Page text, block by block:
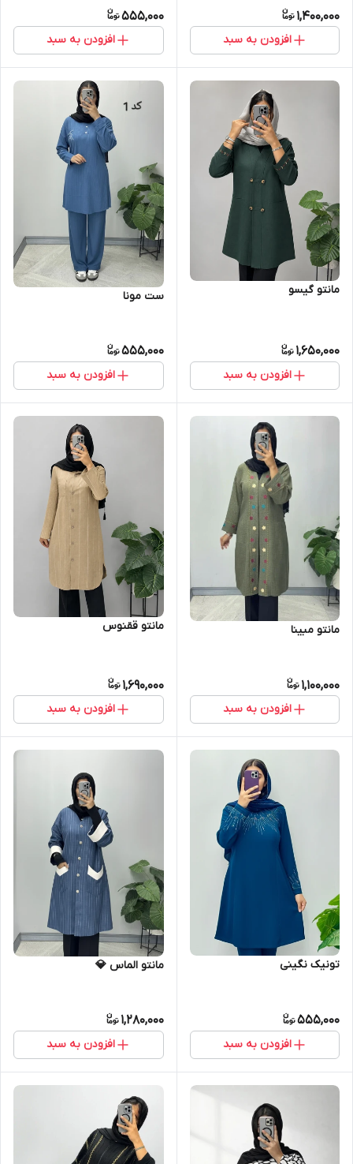
1,400,000
افزودن به سبد
555,000
افزودن به سبد
مانتو گیسو
1,650,000
افزودن به سبد
ست مونا
555,000
افزودن به سبد
مانتو مبینا
1,100,000
افزودن به سبد
مانتو ققنوس
1,690,000
افزودن به سبد
تونیک نگینی
555,000
افزودن به سبد
مانتو الماس 💎
1,280,000
افزودن به سبد